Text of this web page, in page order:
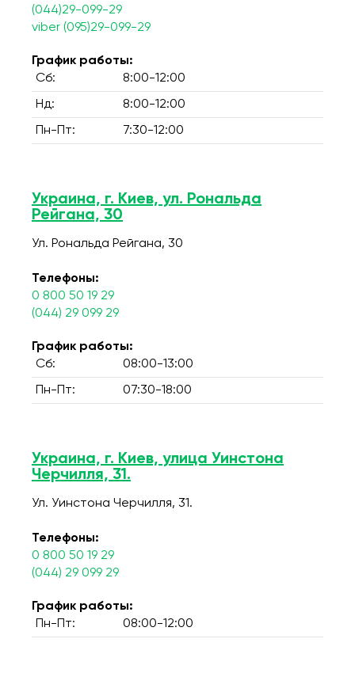
(044)29-099-29
viber (095)29-099-29
График работы:
Сб:
8:00-12:00
Нд: 8:00-12:00
Пн-Пт: 7:30-12:00
Украина, г. Киев, ул. Рональда
Рейгана, 30
Ул. Рональда Рейгана, 30
Телефоны:
0 800 50 19 29
(044) 29 099 29
График работы:
Сб:
08:00-13:00
Пн-Пт: 07:30-18:00
Украина, г. Киев, улица Уинстона
Черчилля, 31.
Ул. Уинстона Черчилля, 31.
Телефоны:
0 800 50 19 29
(044) 29 099 29
График работы:
Пн-Пт:
08:00-12:00